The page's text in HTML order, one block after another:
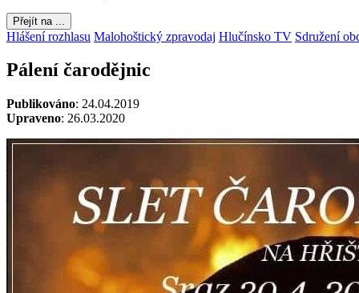
Přejít na ...
Hlášení rozhlasu Malohoštický zpravodaj Hlučínsko TV Sdružení
Pálení čarodějnic
Publikováno: 24.04.2019
Upraveno: 26.03.2020